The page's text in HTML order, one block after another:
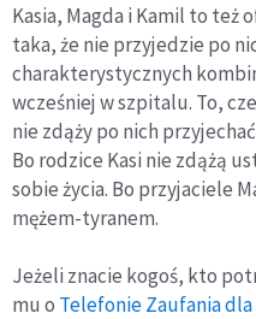
Kasia, Magda i Kamil to też
taka, że nie przyjedzie po
charakterystycznych
wcześniej w szpitalu. To,
nie zdąży po nich
Bo rodzice Kasi nie zdążą
sobie życia. Bo przyjaciele
mężem-tyranem.
Jeżeli znacie kogoś, kto
mu o Telefonie Zaufania dla